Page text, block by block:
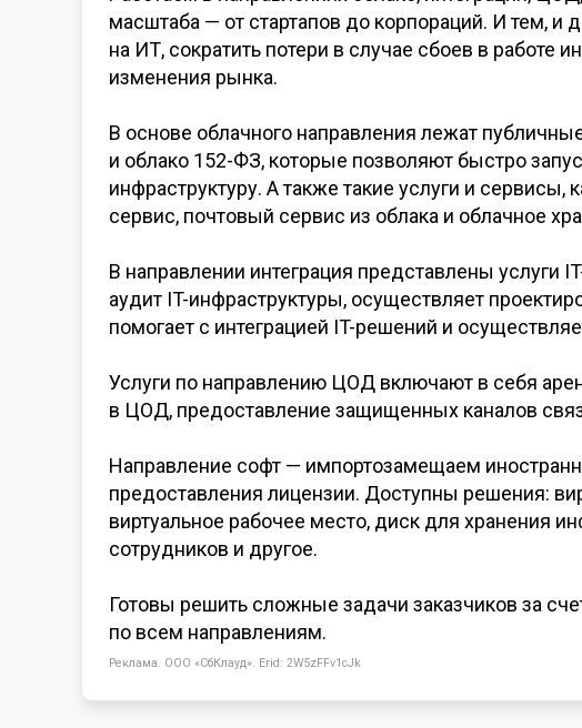
масштаба — от стартапов до корпораций. И тем, и
на ИТ, сократить потери в случае сбоев в работе
изменения рынка.
В основе облачного направления лежат
и облако 152-ФЗ, которые позволяют быстро
инфраструктуру. Атакже такие услуги и сервисы,
сервис, почтовый сервис из облака и облачное
В направлении интеграция представлены услуги
аудит IT-инфраструктуры, осуществляет
помогает с интеграцией IT-решений и
Услуги по направлению ЦОД включают в себя
в ЦОД, предоставление защищенных каналов
Направление софт — импортозамещаем
предоставления лицензии. Доступны решения:
виртуальное рабочее место, диск для хранения
сотрудников и другое.
Готовы решить сложные задачи заказчиков за
по всем направлениям.
Реклама. ООО «СбКлауд». Erid: 2W5zFFv1cJk